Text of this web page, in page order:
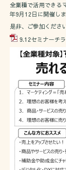
全業種で活用できる
年9月12日に開催しま
是非、ご参加くださ
9.12セミナーチ